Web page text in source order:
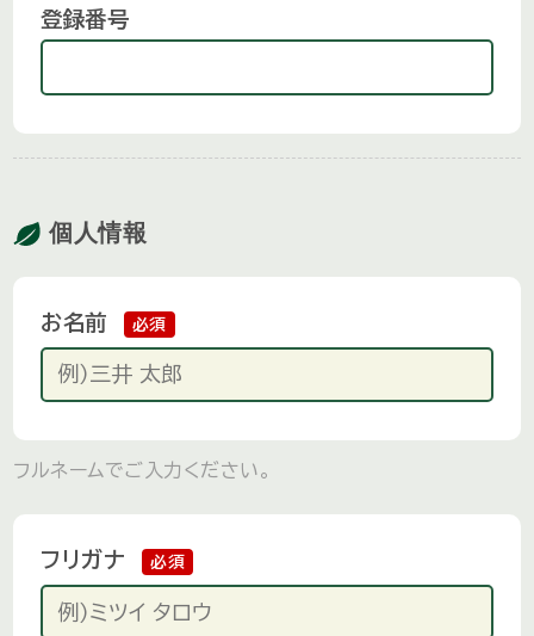
登録番号
個人情報
お名前 必須
フルネームでご入力ください。
フリガナ 必須